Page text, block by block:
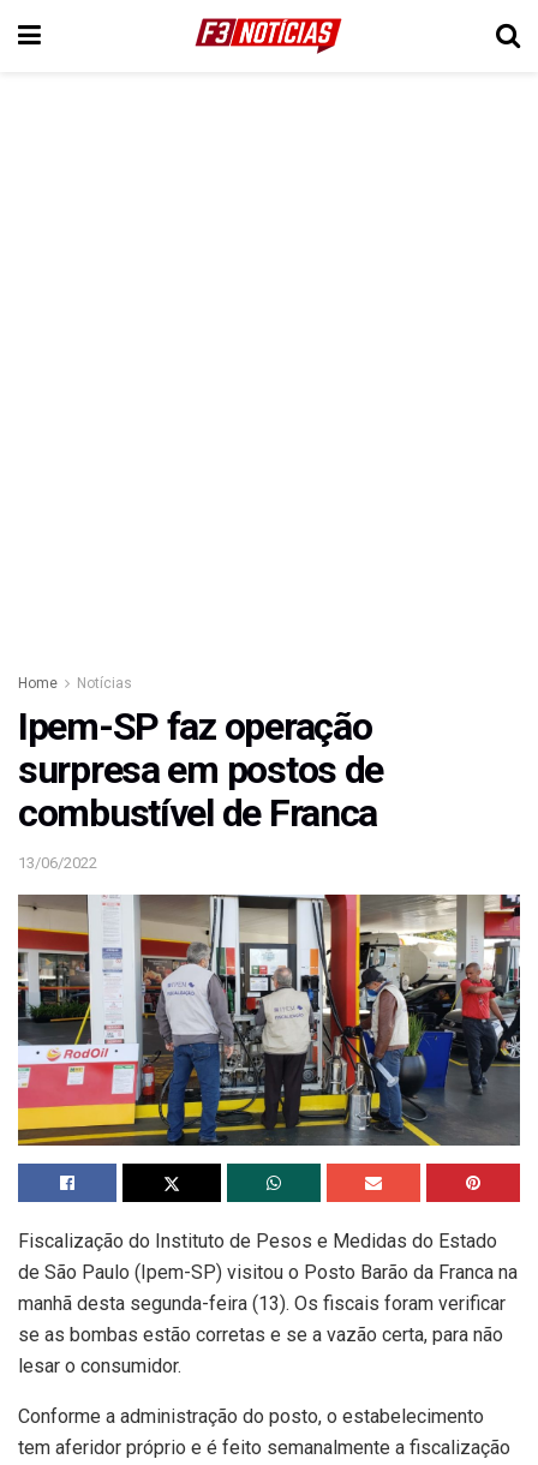
Home Notícias
Ipem-SP faz operação
surpresa em postos de
combustível de Franca
13/06/2022
Fiscalização do Instituto de Pesos e Medidas do Estado
de São Paulo (Ipem-SP) visitou o Posto Barão da Franca na
manhã desta segunda-feira (13). Os fiscais foram verificar
se as bombas estão corretas e se a vazão certa, para não
lesar o consumidor.
Conforme a administração do posto, o estabelecimento
tem aferidor próprio e é feito semanalmente a fiscalização